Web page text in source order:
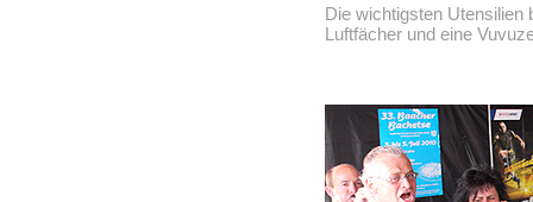
Die wichtigsten Utensilien
Luftfächer und eine